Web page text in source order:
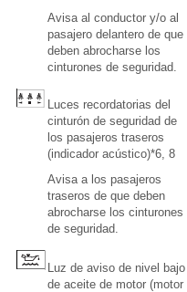
Avisa al conductor y/o al
pasajero delantero de que
deben abrocharse los
cinturones de seguridad.
Luces recordatorias del
cinturón de seguridad de
los pasajeros traseros
(indicador acústico)*6, 8
Avisa a los pasajeros
traseros de que deben
abrocharse los cinturones
de seguridad.
Luz de aviso de nivel bajo
de aceite de motor (motor